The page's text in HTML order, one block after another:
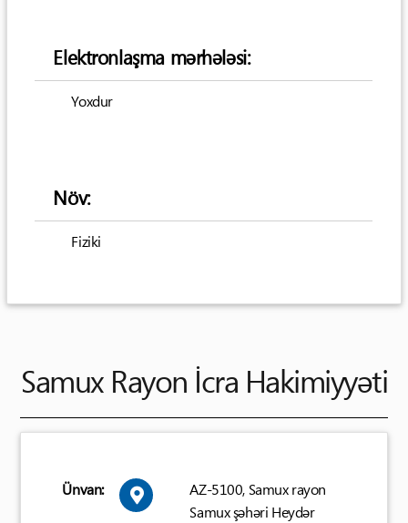
Elektronlaşma mərhələsi:
Yoxdur
Növ:
Fiziki
Samux Rayon İcra Hakimiyyəti
Ünvan:
AZ-5100, Samux rayon
Samux şəhəri Heydər